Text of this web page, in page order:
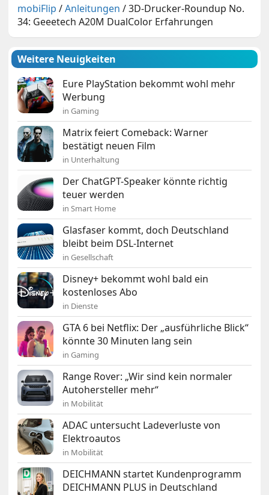
mobiFlip /Anleitungen /3D-Drucker-Roundup No.
34: Geeetech A20M DualColor Erfahrungen
Weitere Neuigkeiten
Eure PlayStation bekommt wohl mehr
Werbung
in Gaming
Matrix feiert Comeback: Warner
bestätigt neuen Film
in Unterhaltung
Der ChatGPT-Speaker könnte richtig
teuer werden
in Smart Home
Glasfaser kommt, doch Deutschland
bleibt beim DSL-Internet
in Gesellschaft
Disney+ bekommt wohl bald ein
kostenloses Abo
in Dienste
GTA 6 bei Netflix: Der „ausführliche Blick“
könnte 30 Minuten lang sein
in Gaming
Range Rover: „Wir sind kein normaler
Autohersteller mehr“
in Mobilität
ADAC untersucht Ladeverluste von
Elektroautos
in Mobilität
DEICHMANN startet Kundenprogramm
DEICHMANN PLUS in Deutschland